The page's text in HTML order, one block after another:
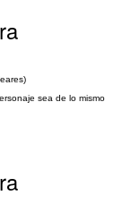
sea de lo mismo